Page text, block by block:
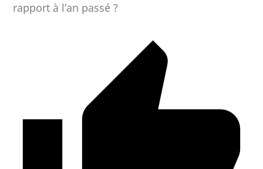
rapport à l’an passé ?